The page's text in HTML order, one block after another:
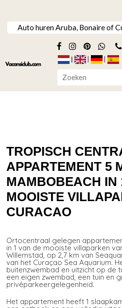
Auto huren Aruba, Bonaire of
TROPISCH
APPARTEMENT 5
MAMBOBEACH IN
MOOISTE
CURACAO
Ortocentraal gelegen
in 1 van de mooiste villaparken
Willemstad, op 2,7 km van
van het Curaçao Sea Aquarium.
buitenzwembad en uitzicht op de
een eigen zwembad, een tuin en
privéparkeergelegenheid.
Het appartement heeft 1